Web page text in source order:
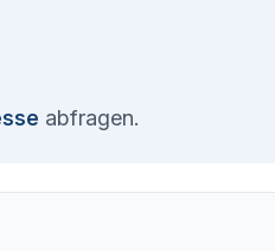
abfragen.